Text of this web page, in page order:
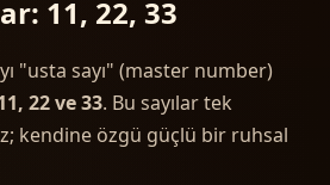
11, 22, 33
"usta sayı" (master number)
22 ve 33. Bu sayılar tek
kendine özgü güçlü bir ruhsal